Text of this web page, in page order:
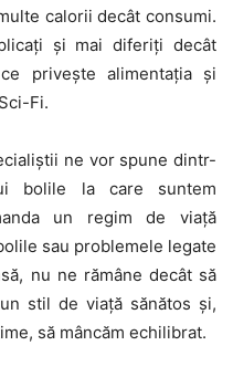
calorii decât consumi.
și mai diferiți decât
privește alimentația și
Fi.
ne vor spune dintr-
bolile la care suntem
un regim de viață
sau problemele legate
nu ne rămâne decât să
stil de viață sănătos și,
să mâncăm echilibrat.